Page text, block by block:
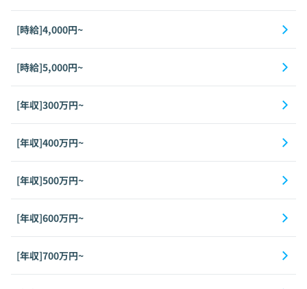
[時給]4,000円~
[時給]5,000円~
[年収]300万円~
[年収]400万円~
[年収]500万円~
[年収]600万円~
[年収]700万円~